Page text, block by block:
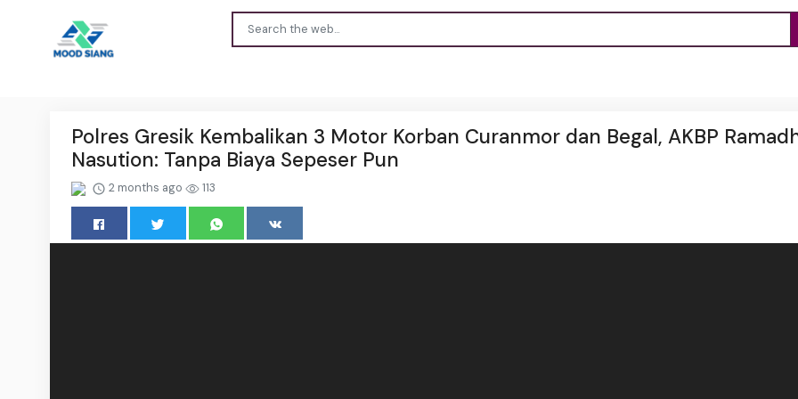
Polres Gresik Kembalikan 3 Motor Korban Curanmor dan Begal, AKBP
Nasution: Tanpa Biaya Sepeser Pun
2 months ago 113